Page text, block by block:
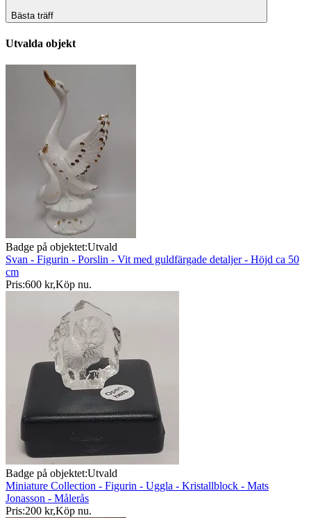
Bästa träff
Utvalda objekt
Badge på objektet:Utvald
Svan - Figurin - Porslin - Vit med guldfärgade detaljer - Höjd ca 50
cm
Pris:600 kr,Köp nu.
Badge på objektet:Utvald
Miniature Collection - Figurin - Uggla - Kristallblock - Mats
Jonasson - Målerås
Pris:200 kr,Köp nu.